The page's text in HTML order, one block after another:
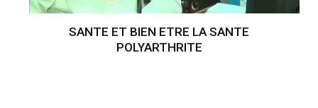
SANTE ET BIEN ETRE LA SANTE
POLYARTHRITE